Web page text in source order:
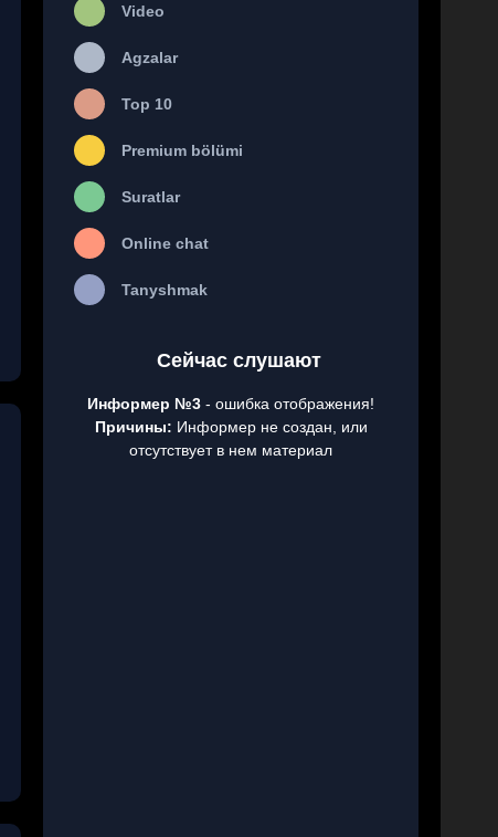
Video
Agzalar
Top 10
Premium bölümi
Suratlar
Online chat
Tanyshmak
Сейчас слушают
Информер №3 - ошибка отображения!
Причины: Информер не создан, или
отсутствует в нем материал